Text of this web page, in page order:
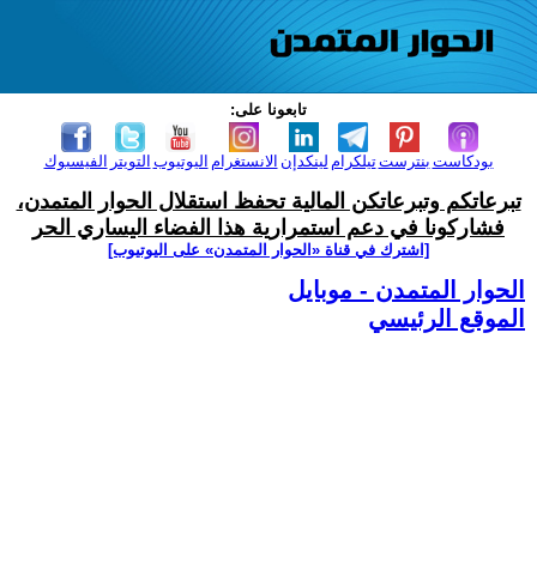
تابعونا على:
الفيسبوك التويتر اليوتيوب الانستغرام لينكدإن تيلكرامبنترست بودكاست
تبرعاتكم وتبرعاتكن المالية تحفظ استقلال الحوار المتمدن،
فشاركونا في دعم استمرارية هذا الفضاء اليساري الحر
[اشترك في قناة ‫«الحوار المتمدن» على اليوتيوب]
الحوار المتمدن - موبايل
الموقع الرئيسي